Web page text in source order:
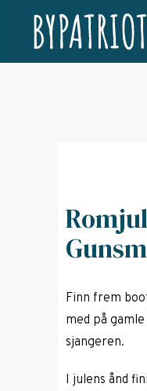
Finn frem
med på
sjangeren.
I julens ånd